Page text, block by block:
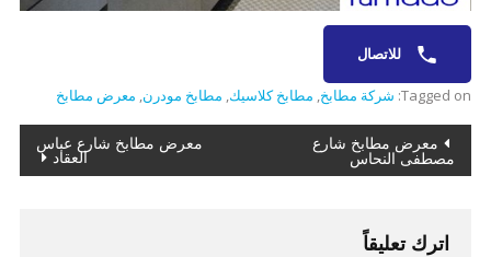
للاتصال
Tagged on: شركة مطابخ, مطابخ كلاسيك, مطابخ مودرن, معرض مطابخ
تصفّح
المقالات
معرض مطابخ شارع
مصطفى النحاس
معرض مطابخ شارع عباس
العقاد
اترك تعليقاً